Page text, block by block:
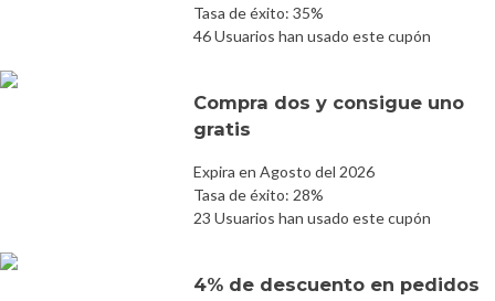
Tasa de éxito: 35%
46 Usuarios han usado este cupón
Compra dos y consigue uno
gratis
Expira en Agosto del 2026
Tasa de éxito: 28%
23 Usuarios han usado este cupón
4% de descuento en pedidos